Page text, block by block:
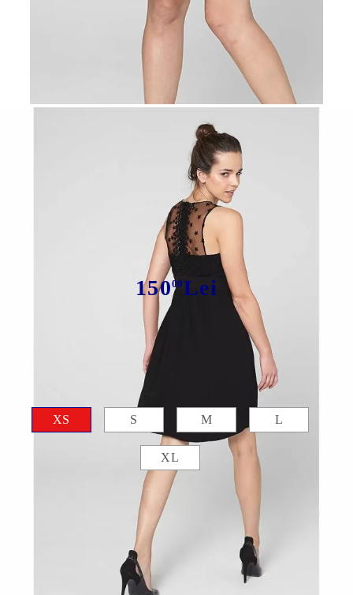
Rochie Dantela "Creppe"
15000Lei
Avem
Tabel cu mărimi haine
XS S M L
XL
COMANDĂ RAPIDĂ
Noi vă vom contacta pentru finalizarea comenzii.